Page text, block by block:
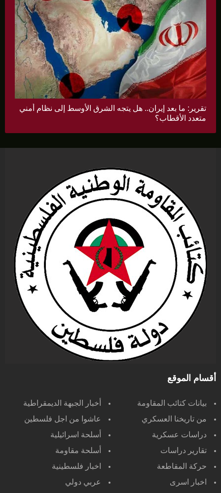
تقرير: ما بعد إيران.. هل يتجه الشرق الأوسط إلى نظام أمني
متعدد الأقطاب؟
أقسام الموقع
بيانات كتائب المقاومة
أخبار الجبهة الديمقراطية
من تاريخنا العسكري
عاشوا من اجل فلسطين
دراسات عسكرية
أسلحة اسرائيلية
تقارير دراسات
أسلحة مقاومة
حركة المقاطعة
اخبار فلسطينية
اخبار اسرى
عربي دولي